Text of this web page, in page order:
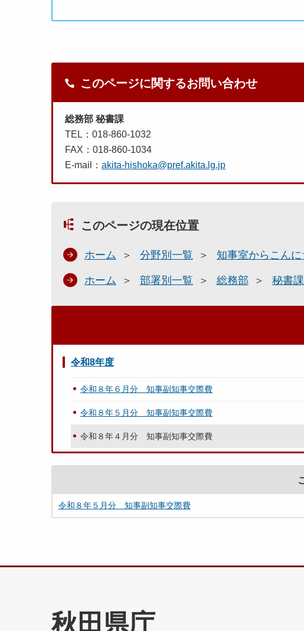
このページに関するお問い合わせ
総務部 秘書課
TEL：018-860-1032
FAX：018-860-1034
E-mail： akita-hishoka@pref.akita.lg.jp
このページの現在位置
ホーム 分野別一覧 知事室からこんに
ホーム 部署別一覧 総務部 秘書課
令和8年度
令和８年６月分 知事副知事交際費
令和８年５月分 知事副知事交際費
令和８年４月分 知事副知事交際費
令和８年５月分 知事副知事交際費
秋田県庁